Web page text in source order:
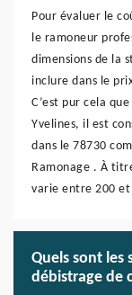
Pour évaluer le
le ramoneur
dimensions de la
inclure dans le
C’est pur cela
Yvelines, il est
dans le 78730
Ramonage . À
varie entre 200 et
Quels sont les
débistrage de